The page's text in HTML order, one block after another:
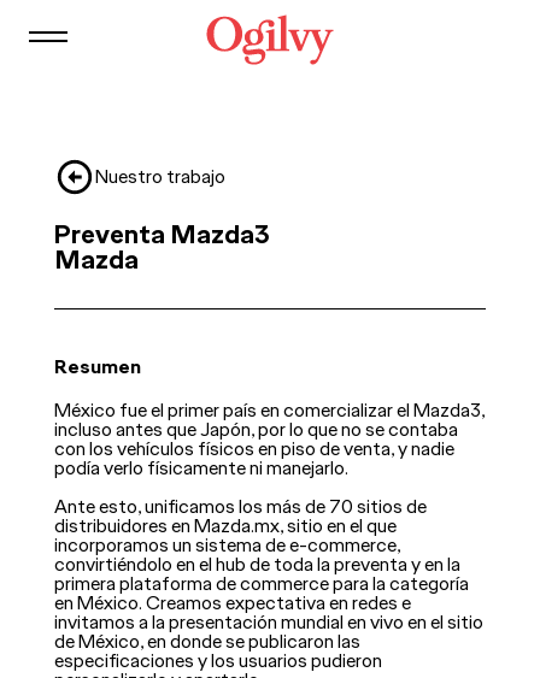
Contacto
Nuestro trabajo
Preventa Mazda3
Mazda
Resumen
México fue el primer país en comercializar el Mazda3,
incluso antes que Japón, por lo que no se contaba
con los vehículos físicos en piso de venta, y nadie
podía verlo físicamente ni manejarlo.
Ante esto, unificamos los más de 70 sitios de
distribuidores en Mazda.mx, sitio en el que
incorporamos un sistema de e-commerce,
convirtiéndolo en el hub de toda la preventa y en la
primera plataforma de commerce para la categoría
en México. Creamos expectativa en redes e
invitamos a la presentación mundial en vivo en el sitio
de México, en donde se publicaron las
especificaciones y los usuarios pudieron